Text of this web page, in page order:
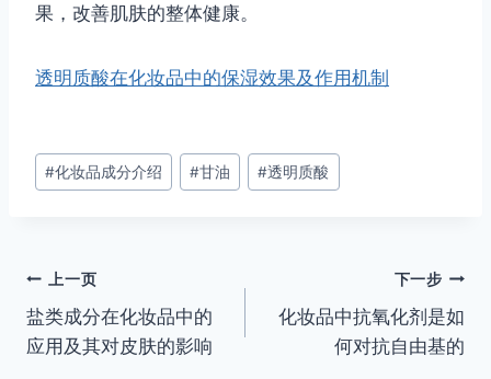
果，改善肌肤的整体健康。
透明质酸在化妆品中的保湿效果及作用机制
文
章
#化妆品成分介绍 #甘油 #透明质酸
文
章
上一页
盐类成分在化妆品中的
应用及其对皮肤的影响
下一步
化妆品中抗氧化剂是如
何对抗自由基的